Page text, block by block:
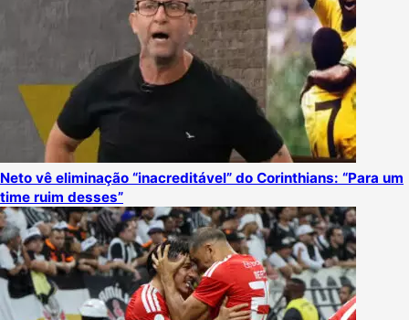
Neto vê eliminação “inacreditável” do Corinthians: “Para um
time ruim desses”